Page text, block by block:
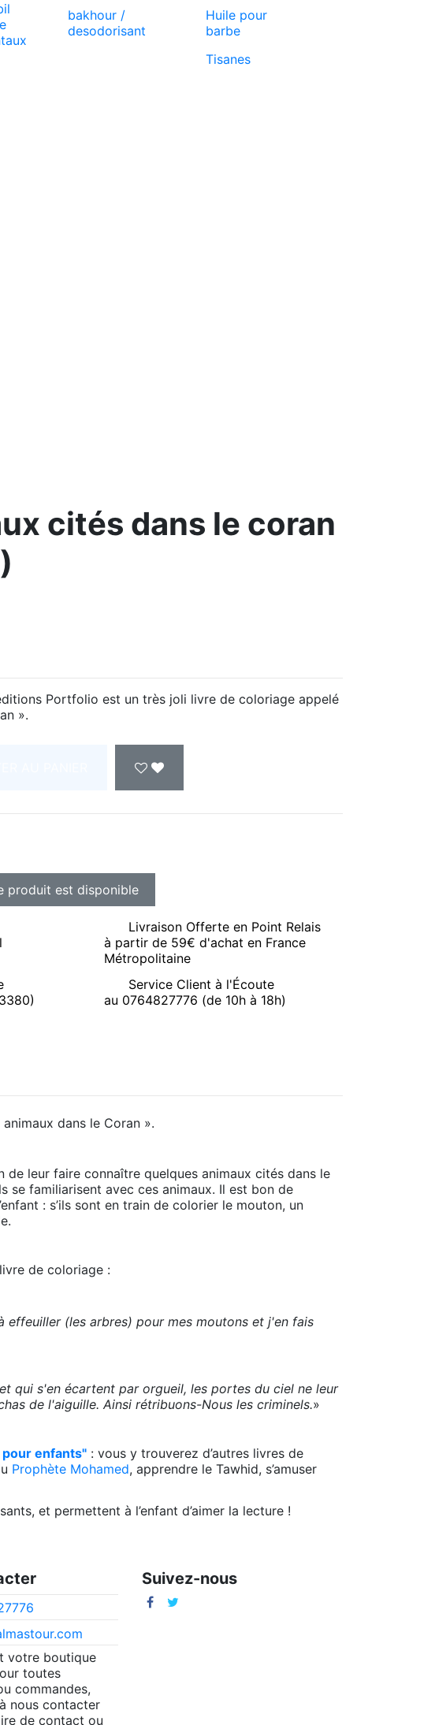
bakhour /
desodorisant
Huile pour
barbe
Tisanes
cités dans le coran
Portfolio est un très joli livre de coloriage appelé
».
Livraison Offerte en Point Relais
à partir de 59€ d'achat en France
Métropolitaine
Service Client à l'Écoute
au 0764827776 (de 10h à 18h)
dans le Coran ».
leur faire connaître quelques animaux cités dans le
se familiarisent avec ces animaux. Il est bon de
: s’ils sont en train de colorier le mouton, un
de coloriage :
(les arbres) pour mes moutons et j'en fais
qui s'en écartent par orgueil, les portes du ciel ne leur
de l'aiguille. Ainsi rétribuons-Nous les criminels.»
enfants" : vous y trouverez d’autres livres de
Prophète Mohamed, apprendre le Tawhid, s’amuser
et permettent à l’enfant d’aimer la lecture !
votre boutique
toutes
commandes,
nous contacter
de contact ou
Suivez-nous